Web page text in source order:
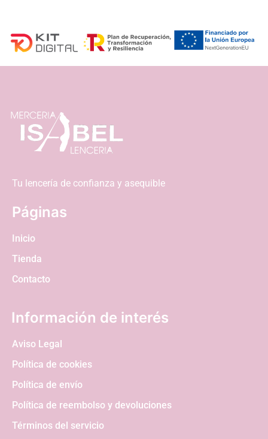
Tu lencería de confianza y asequible
Páginas
Inicio
Tienda
Contacto
Información de interés
Aviso Legal
Política de cookies
Política de envío
Política de reembolso y devoluciones
Términos del servicio